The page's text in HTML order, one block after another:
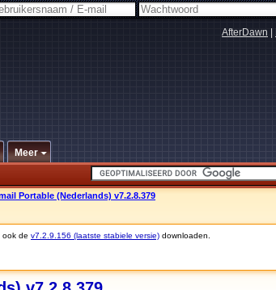
AfterDawn
Meer
Portable (Nederlands) v7.2.8.379
ook de v7.2.9.156 (laatste stabiele versie) downloaden.